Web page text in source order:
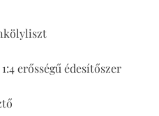
erősségű édesítőszer